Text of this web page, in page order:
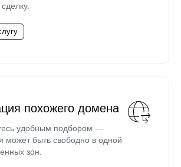
похожего домена
удобным подбором —
может быть свободно в одной
зон.